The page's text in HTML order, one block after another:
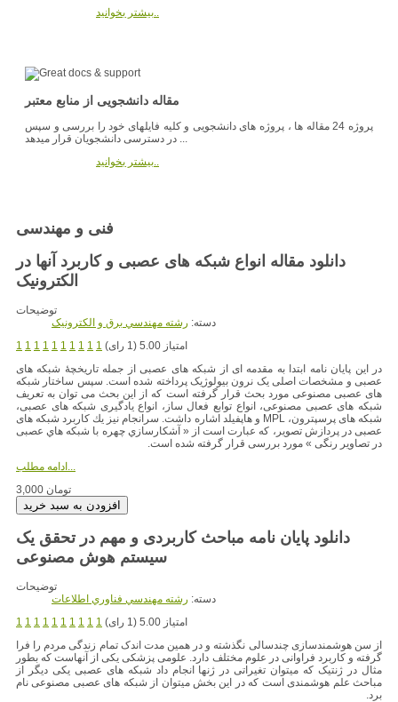
بیشتر بخوانید..
مقاله دانشجویی از منابع معتبر
پروژه 24 مقاله ها ، پروژه های دانشجویی و کلیه فایلهای خود را بررسی و سپس
در دسترسی دانشجویان قرار میدهد ...
بیشتر بخوانید..
فنی و مهندسی
دانلود مقاله انواع شبکه های عصبی و کاربرد آنها در
الکترونیک
توضیحات
دسته: رشته مهندسي برق و الکترونيک
1 1 1 1 1 1 1 1 1 1
امتیاز 5.00 (1 رای)
در این پایان نامه ابتدا به مقدمه ای از شبکه های عصبی از جمله تاریخچۀ شبکه های
عصبی و مشخصات اصلی یک نرون بیولوژیک پرداخته شده است. سپس ساختار شبکه
های عصبی مصنوعی مورد بحث قرار گرفته است که از این بحث می توان به تعریف
شبکه های عصبی مصنوعی، انواع توابع فعال ساز، انواع یادگیری شبکه های عصبی،
شبکه های پرسپترون، MPL و هاپفیلد اشاره داشت. سرانجام نیز يك کاربرد شبکه های
عصبی در پردازش تصوير، که عبارت است از « آشکارسازي چهره با شبکه هاي عصبی
در تصاویر رنگی » مورد بررسی قرار گرفته شده است.
ادامه مطلب...
3,000 تومان
دانلود پایان نامه مباحث کاربردی و مهم در تحقق یک
سیستم هوش مصنوعی
توضیحات
دسته: رشته مهندسي فناوري اطلاعات
1 1 1 1 1 1 1 1 1 1
امتیاز 5.00 (1 رای)
از سن هوشمندسازی چندسالی نگذشته و در همین مدت اندک تمام زندگی مردم را فرا
گرفته و کاربرد فراوانی در علوم مختلف دارد. علومی پزشکی یکی از آنهاست که بطور
مثال در ژنتیک که میتوان تغیراتی در ژنها انجام داد شبکه های عصبی یکی دیگر از
مباحث علم هوشمندی است که در این بخش میتوان از شبکه های عصبی مصنوعی نام
برد.